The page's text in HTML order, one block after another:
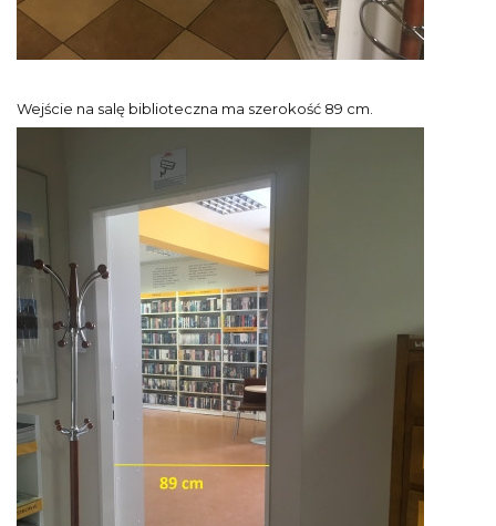
Wejście na salę biblioteczna ma szerokość 89 cm.